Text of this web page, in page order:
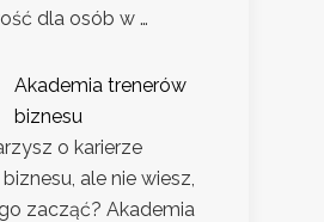
dla osób w …
Akademia trenerów
biznesu
o karierze
ale nie wiesz,
zacząć? Akademia